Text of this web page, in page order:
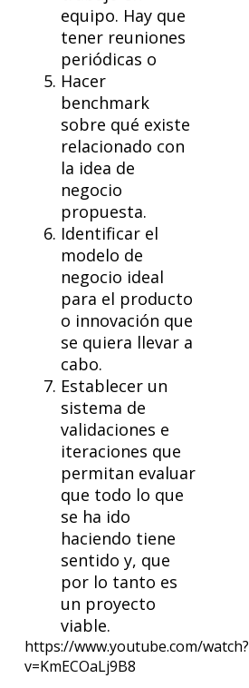
equipo. Hay que
tener reuniones
periódicas o
Hacer
benchmark
sobre qué existe
relacionado con
la idea de
negocio
propuesta.
Identificar el
modelo de
negocio ideal
para el producto
o innovación que
se quiera llevar a
cabo.
Establecer un
sistema de
validaciones e
iteraciones que
permitan evaluar
que todo lo que
se ha ido
haciendo tiene
sentido y, que
por lo tanto es
un proyecto
viable.
https://www.youtube.com/watch?
v=KmECOaLj9B8